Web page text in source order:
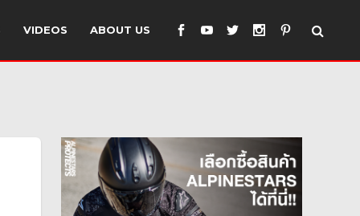
VIDEOS ABOUT US